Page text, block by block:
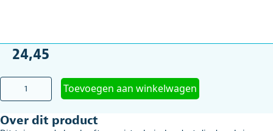
24,45
Tuingereedschap
aantal
Toevoegen aan winkelwagen
Over dit product